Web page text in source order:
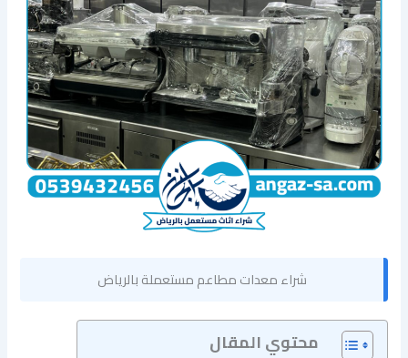
شراء معدات مطاعم مستعملة بالرياض
محتوي المقال